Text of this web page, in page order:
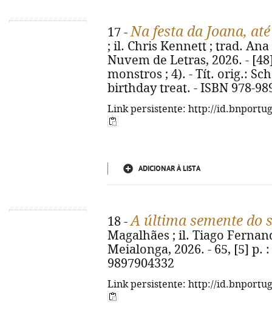
17 -Na festa da Joana,
; il. Chris Kennett ; trad. Ana
Nuvem de Letras, 2026. -
monstros ; 4). - Tít. orig.:
birthday treat. - ISBN 978-
Link persistente: http://
ADICIONAR À LISTA
18 -A última semente do
Magalhães ; il. Tiago
Meialonga, 2026. - 65, [5] p.
9897904332
Link persistente: http://